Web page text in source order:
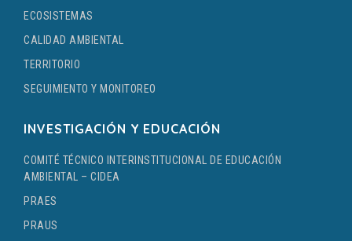
ECOSISTEMAS
CALIDAD AMBIENTAL
TERRITORIO
SEGUIMIENTO Y MONITOREO
INVESTIGACIÓN Y EDUCACIÓN
COMITÉ TÉCNICO INTERINSTITUCIONAL DE EDUCACIÓN
AMBIENTAL – CIDEA
PRAES
PRAUS